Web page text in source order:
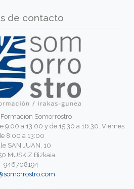
de contacto
Somorrostro
9:00 a 13:00 y de 15:30 a 16:30. Viernes:
8:00 a 13:00
SAN JUAN, 10
MUSKIZ Bizkaia
946708194